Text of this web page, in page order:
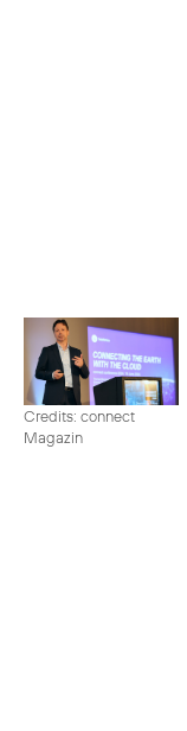
Credits: connect
Magazin